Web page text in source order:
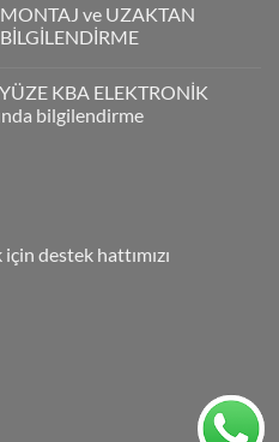
ve UZAKTAN
KBA ELEKTRONİK
bilgilendirme
destek hattımızı